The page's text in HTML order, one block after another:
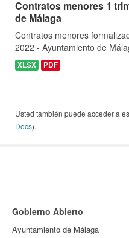
Contratos menores 1
de Málaga
Contratos menores
2022 - Ayuntamiento de
XLSX PDF
Usted también puede acceder a
Docs).
Gobierno Abierto
Ayuntamiento de Málaga